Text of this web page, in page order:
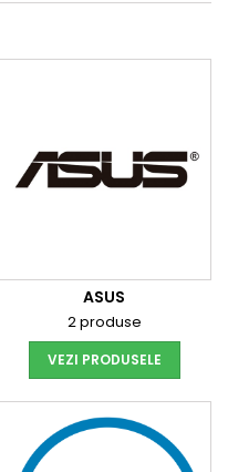
ASUS
2 produse
VEZI PRODUSELE